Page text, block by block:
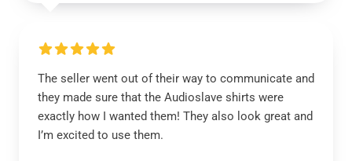
The seller went out of their way to communicate and
they made sure that the Audioslave shirts were
exactly how I wanted them! They also look great and
I’m excited to use them.